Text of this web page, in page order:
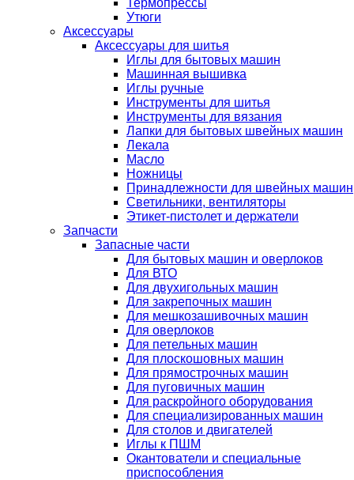
Термопрессы
Утюги
Аксессуары
Аксессуары для шитья
Иглы для бытовых машин
Машинная вышивка
Иглы ручные
Инструменты для шитья
Инструменты для вязания
Лапки для бытовых швейных машин
Лекала
Масло
Ножницы
Принадлежности для швейных машин
Светильники, вентиляторы
Этикет-пистолет и держатели
Запчасти
Запасные части
Для бытовых машин и оверлоков
Для ВТО
Для двухигольных машин
Для закрепочных машин
Для мешкозашивочных машин
Для оверлоков
Для петельных машин
Для плоскошовных машин
Для прямострочных машин
Для пуговичных машин
Для раскройного оборудования
Для специализированных машин
Для столов и двигателей
Иглы к ПШМ
Окантователи и специальные
приспособления